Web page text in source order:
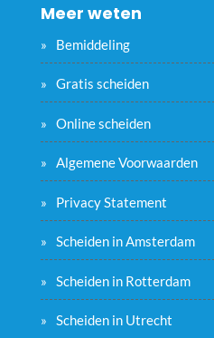
Meer weten
Bemiddeling
Gratis scheiden
Online scheiden
Algemene Voorwaarden
Privacy Statement
Scheiden in Amsterdam
Scheiden in Rotterdam
Scheiden in Utrecht